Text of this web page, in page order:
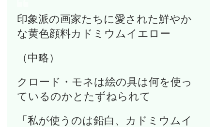
印象派の画家たちに愛された鮮やか
な黄色顔料カドミウムイエロー
（中略）
クロード・モネは絵の具は何を使っ
ているのかとたずねられて
「私が使うのは鉛白、カドミウムイ